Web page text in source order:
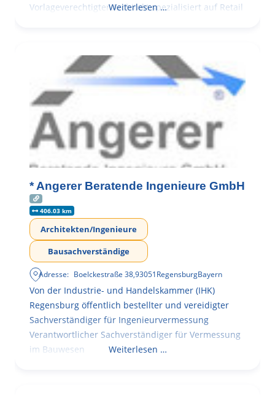
Vorlageverechtigter Architekt spezialisiert auf Retail
Weiterlesen …
* Angerer Beratende Ingenieure GmbH
406.03 km
Architekten/Ingenieure
Bausachverständige
Adresse: Boelckestraße 38,93051RegensburgBayern
Von der Industrie- und Handelskammer (IHK)
Regensburg öffentlich bestellter und vereidigter
Sachverständiger für Ingenieurvermessung
Verantwortlicher Sachverständiger für Vermessung
im Bauwesen
Weiterlesen …